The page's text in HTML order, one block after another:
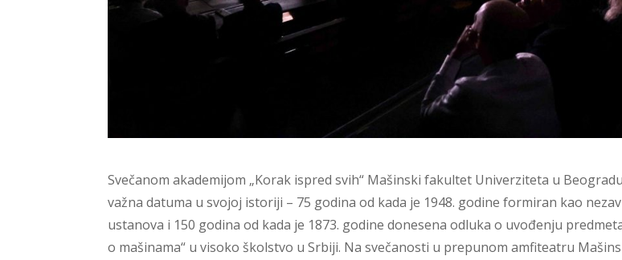
Svečanom akademijom „Korak ispred svih“ Mašinski fakultet Univerziteta u
važna datuma u svojoj istoriji – 75 godina od kada je 1948. godine formiran kao
ustanova i 150 godina od kada je 1873. godine donesena odluka o uvođenju
o mašinama“ u visoko školstvo u Srbiji. Na svečanosti u prepunom amfiteatru